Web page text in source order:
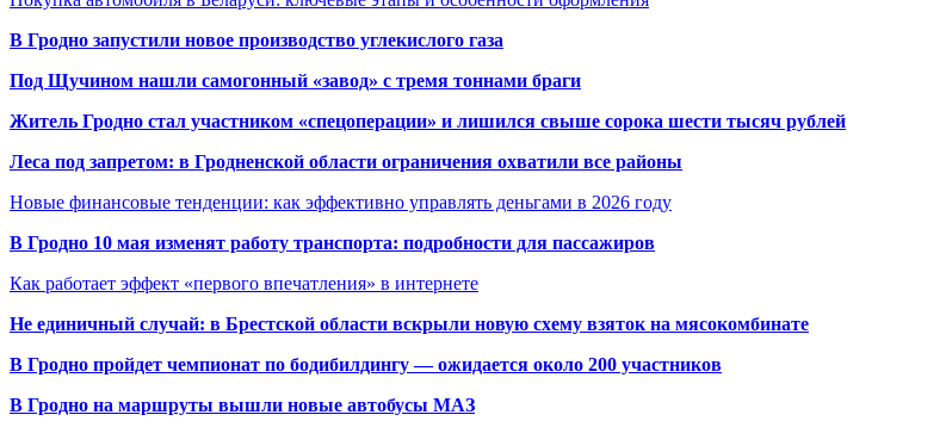
В Гродно запустили новое производство углекислого газа
Под Щучином нашли самогонный «завод» с тремя тоннами браги
Житель Гродно стал участником «спецоперации» и лишился свыше сорока шести тысяч рублей
Леса под запретом: в Гродненской области ограничения охватили все районы
Новые финансовые тенденции: как эффективно управлять деньгами в 2026 году
В Гродно 10 мая изменят работу транспорта: подробности для пассажиров
Как работает эффект «первого впечатления» в интернете
Не единичный случай: в Брестской области вскрыли новую схему взяток на мясокомбинате
В Гродно пройдет чемпионат по бодибилдингу — ожидается около 200 участников
В Гродно на маршруты вышли новые автобусы МАЗ